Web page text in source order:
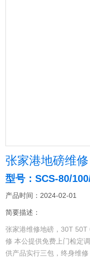
张家港地磅维修
型号：SCS-80/
产品时间：2024-02-01
简要描述：
张家港维修地磅，30T
修 本公提供免费上门检定
供产品实行三包，终身维修